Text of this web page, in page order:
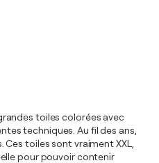
toiles colorées avec
techniques. Au fil des ans,
toiles sont vraiment XXL,
pour pouvoir contenir